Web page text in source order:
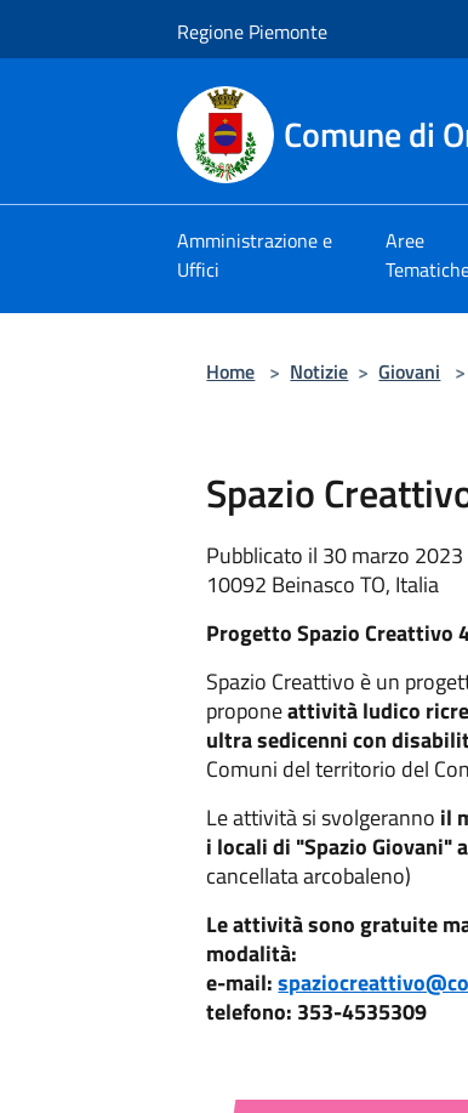
Regione Piemonte
Comune di
Amministrazione e
Uffici
Aree
Home > Notizie > Giovani >
Spazio
Pubblicato il 30 marzo 2023
10092 Beinasco TO, Italia
Progetto Spazio Creattivo
Spazio Creattivo è un
proponeattività ludico
ultra sedicenni con
Comuni del territorio del
Le attività si svolgeranno il
i locali di "Spazio Giovani"
cancellata arcobaleno)
Le attività sono gratuite
modalità:
e-mail:
telefono: 353-4535309